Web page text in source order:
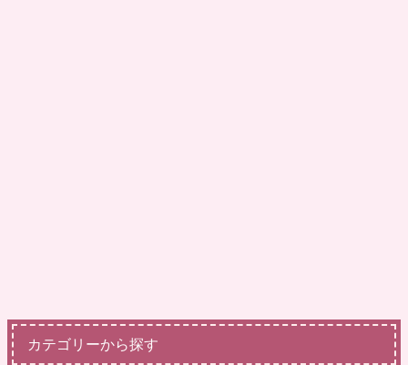
カテゴリーから探す